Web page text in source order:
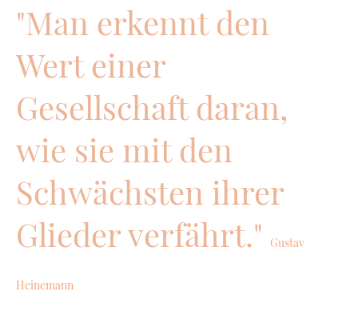
"Man erkennt den
Wert einer
Gesellschaft daran,
wie sie mit den
Schwächsten ihrer
Glieder verfährt." Gustav
Heinemann